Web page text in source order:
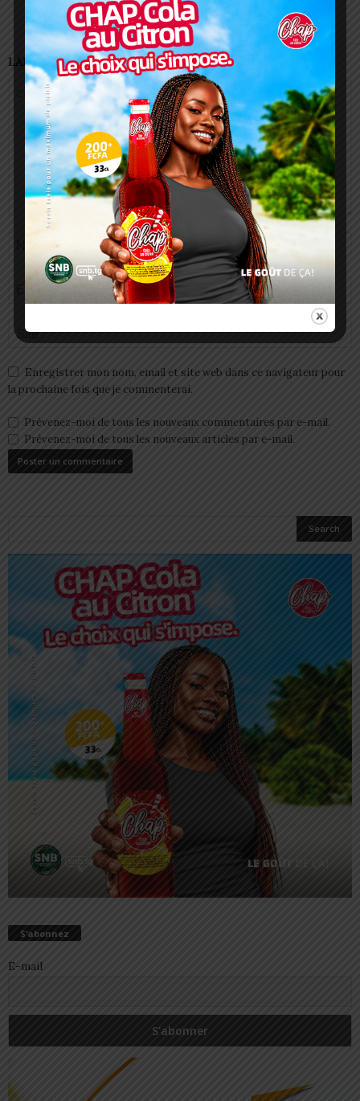
LAISSER UN COMMENTAIRE
Enregistrer mon nom, email et site web dans ce navigateur pour
la prochaine fois que je commenterai.
Prévenez-moi de tous les nouveaux commentaires par e-mail.
Prévenez-moi de tous les nouveaux articles par e-mail.
S’abonnez
E-mail